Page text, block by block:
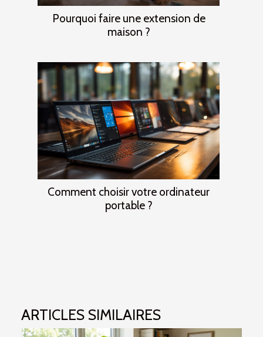
Pourquoi faire une extension de
maison ?
Comment choisir votre ordinateur
portable ?
ARTICLES SIMILAIRES